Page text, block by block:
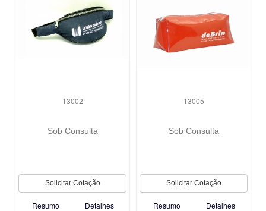
13002
Sob Consulta
Resumo Detalhes
13005
Sob Consulta
Resumo Detalhes